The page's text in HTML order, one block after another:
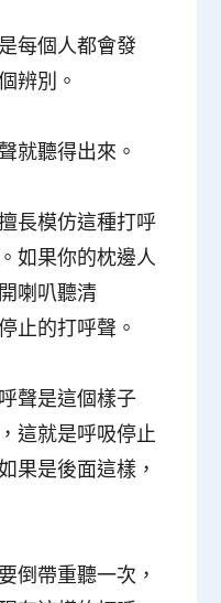
每個人都會發
辨別。
就聽得出來。
長模仿這種打呼
如果你的枕邊人
喇叭聽清
止的打呼聲。
聲是這個樣子
這就是呼吸停止
果是後面這樣，
倒帶重聽一次，